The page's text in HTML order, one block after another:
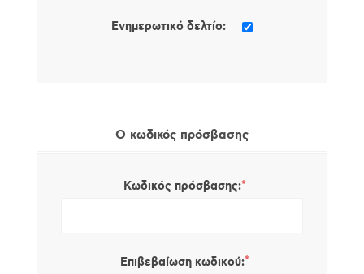
Ενημερωτικό δελτίο:
Ο κωδικός πρόσβασης
Κωδικός πρόσβασης:*
Επιβεβαίωση κωδικού:*